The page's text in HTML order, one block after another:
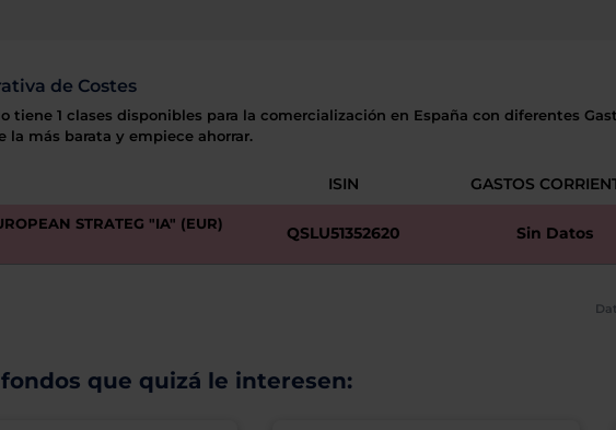
de Costes
tiene 1 clases disponibles para la comercialización en España con diferentes
la más barata y empiece ahorrar.
ISIN GASTOS
STRATEG "IA" (EUR)
QSLU51352620 Sin Datos
que quizá le interesen: